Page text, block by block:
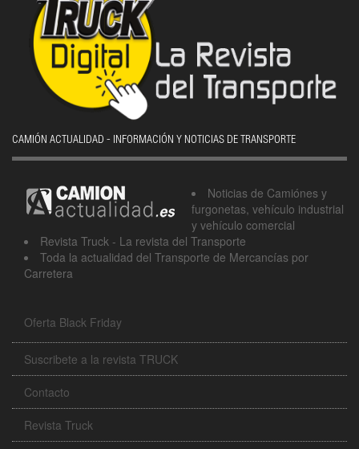
CAMIÓN ACTUALIDAD - INFORMACIÓN Y NOTICIAS DE TRANSPORTE
Noticias de Camiónes y
furgonetas, vehículo industrial
y vehículo comercial
Revista Truck - La revista del Transporte
Toda la actualidad del Transporte de Mercancías por
Carretera
Oferta Black Friday
Suscribete a la revista TRUCK
Contacto
Revista Truck